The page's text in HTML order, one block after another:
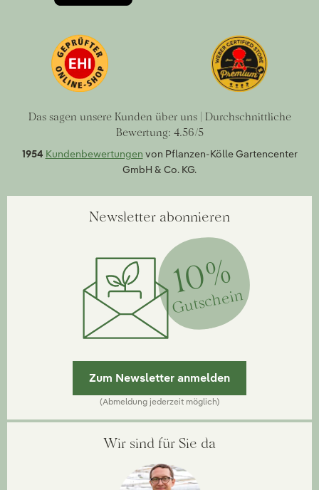
Das sagen unsere Kunden über uns | Durchschnittliche
Bewertung: 4.56/5
1954 Kundenbewertungen von Pflanzen-Kölle Gartencenter
GmbH & Co. KG.
Newsletter abonnieren
10%
Gutschein
Zum Newsletter anmelden
(Abmeldung jederzeit möglich)
Wir sind für Sie da